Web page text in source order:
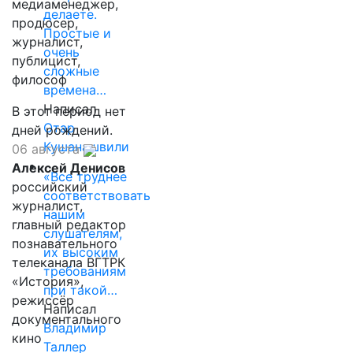
делаете.
Простые и
очень
сложные
времена…
Написал
Отар
Кушанашвили
«Все труднее
соответствовать
нашим
слушателям,
их высоким
требованиям
при такой…
Написал
Владимир
Таллер
медиаменеджер,
продюсер,
журналист,
публицист,
философ
В этот период нет
дней рождений.
06 августа
Алексей Денисов
российский
журналист,
главный редактор
познавательного
телеканала ВГТРК
«История»,
режиссёр
документального
кино